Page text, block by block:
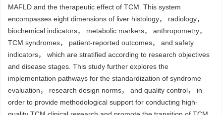
MAFLD and the therapeutic effect of TCM. This system
encompasses eight dimensions of liver histology， radiology，
biochemical indicators， metabolic markers， anthropometry，
TCM syndromes， patient-reported outcomes， and safety
indicators， which are stratified according to research objectives
and disease stages. This study further explores the
implementation pathways for the standardization of syndrome
evaluation， research design norms， and quality control， in
order to provide methodological support for conducting high-